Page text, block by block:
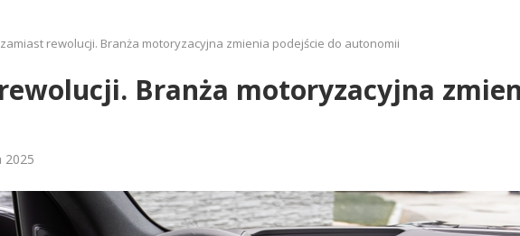
rewolucji. Branża motoryzacyjna zmienia podejście do autonomii
Branża motoryzacyjna
2025